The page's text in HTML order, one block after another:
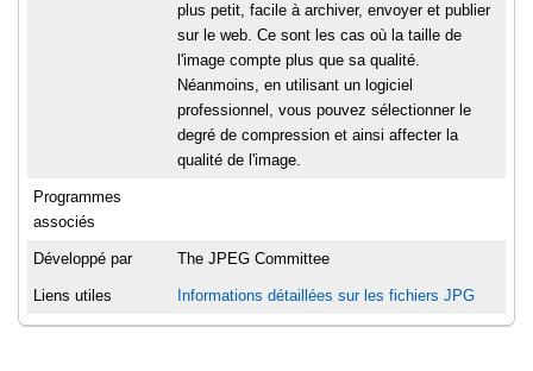
plus petit, facile à archiver, envoyer et publier
sur le web. Ce sont les cas où la taille de
l'image compte plus que sa qualité.
Néanmoins, en utilisant un logiciel
professionnel, vous pouvez sélectionner le
degré de compression et ainsi affecter la
qualité de l'image.
Programmes
associés
Développé par The JPEG Committee
Liens utiles Informations détaillées sur les fichiers JPG